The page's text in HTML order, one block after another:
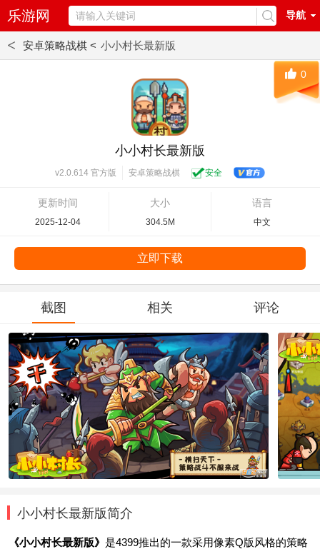
乐游网 导航
< 安卓策略战棋 < 小小村长最新版
小小村长最新版
v2.0.614 官方版 安卓策略战棋 安全
更新时间
2025-12-04
大小
304.5M
语言
中文
0
立即下载
截图 相关 评论
小小村长最新版简介
《小小村长最新版》 是4399推出的一款采用像素Q版风格的策略